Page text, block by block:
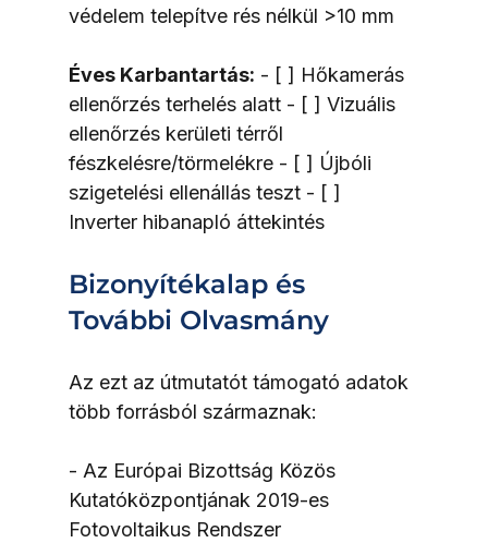
védelem telepítve rés nélkül >10 mm
Éves Karbantartás: - [ ] Hőkamerás
ellenőrzés terhelés alatt - [ ] Vizuális
ellenőrzés kerületi térről
fészkelésre/törmelékre - [ ] Újbóli
szigetelési ellenállás teszt - [ ]
Inverter hibanapló áttekintés
Bizonyítékalap és
További Olvasmány
Az ezt az útmutatót támogató adatok
több forrásból származnak:
- Az Európai Bizottság Közös
Kutatóközpontjának 2019-es
Fotovoltaikus Rendszer